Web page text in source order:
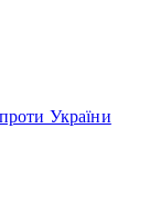
України